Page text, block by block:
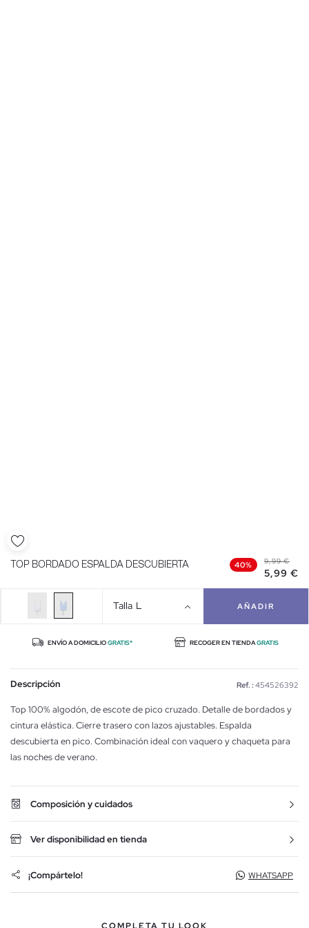
TOP BORDADO ESPALDA DESCUBIERTA 40% 9,99 €
5,99 €
Talla L AÑADIR
ENVÍO A DOMICILIOGRATIS* RECOGER EN TIENDAGRATIS
Descripción Ref. : 454526392
Top 100% algodón, de escote de pico cruzado. Detalle de bordados y
cintura elástica. Cierre trasero con lazos ajustables. Espalda
descubierta en pico. Combinación ideal con vaquero y chaqueta para
las noches de verano.
Composición y cuidados
Ver disponibilidad en tienda
¡Compártelo! WHATSAPP